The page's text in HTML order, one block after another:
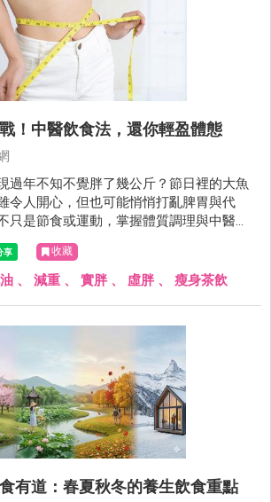
！中醫飲食法，還你輕盈體態
過年不知不覺胖了幾公斤？節日裡的大魚
令人開心，但也可能悄悄打亂脾胃與代
只是節食或運動，掌握體質調理與中醫智
輕盈、健康回歸。跟著醫師，一起學習年
，從飲食、茶飲到穴位按摩，逐步恢復身
到來！
收藏
、 減重 、 實胖、 虛胖、 瘦身茶飲
有道：春夏秋冬的養生飲食重點